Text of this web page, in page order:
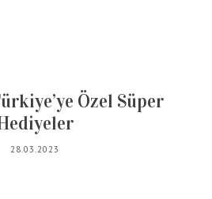
Özel Süper
28.03.2023